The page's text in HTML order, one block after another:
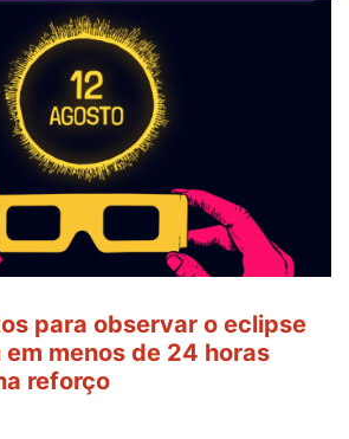
para observar o eclipse
menos de 24 horas
reforço